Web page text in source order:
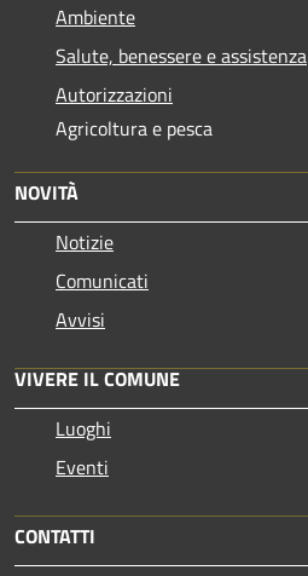
Ambiente
Salute, benessere e assistenza
Autorizzazioni
Agricoltura e pesca
NOVITÀ
Notizie
Comunicati
Avvisi
VIVERE IL COMUNE
Luoghi
Eventi
CONTATTI